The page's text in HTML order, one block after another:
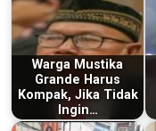
Warga Mustika
Grande Harus
Kompak, Jika Tidak
Ingin…